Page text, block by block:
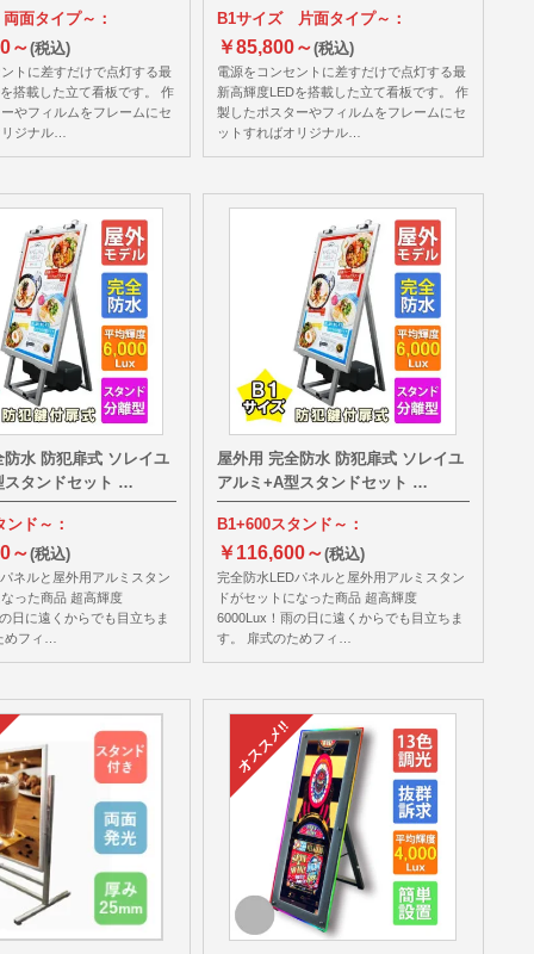
面タイプ～：
～(税込)
トに差すだけで点灯する最
搭載した立て看板です。 作
やフィルムをフレームにセ
ジナル…
B1サイズ 片面タイプ～：
￥85,800～(税込)
電源をコンセントに差すだけで点灯する最
新高輝度LEDを搭載した立て看板です。 作
製したポスターやフィルムをフレームにセ
ットすればオリジナル…
防水 防犯扉式 ソレイユ
スタンドセット …
ンド～：
～(税込)
ネルと屋外用アルミスタン
なった商品 超高輝度
日に遠くからでも目立ちま
めフィ…
屋外用 完全防水 防犯扉式 ソレイユ
アルミ+A型スタンドセット …
B1+600スタンド～：
￥116,600～(税込)
完全防水LEDパネルと屋外用アルミスタン
ドがセットになった商品 超高輝度
6000Lux！雨の日に遠くからでも目立ちま
す。 扉式のためフィ…